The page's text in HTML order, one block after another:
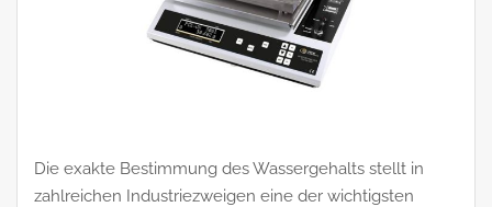
Die exakte Bestimmung des Wassergehalts stellt in
zahlreichen Industriezweigen eine der wichtigsten